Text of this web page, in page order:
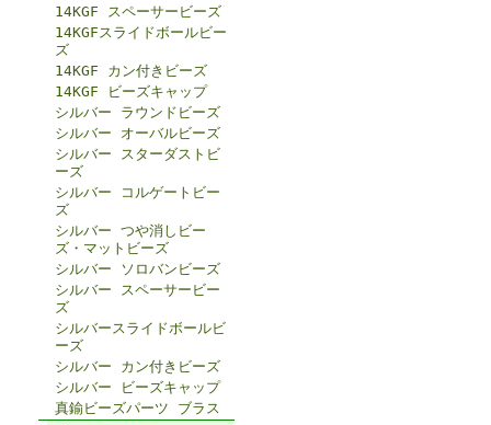
14KGF スペーサービーズ
14KGFスライドボールビー
ズ
14KGF カン付きビーズ
14KGF ビーズキャップ
シルバー ラウンドビーズ
シルバー オーバルビーズ
シルバー スターダストビ
ーズ
シルバー コルゲートビー
ズ
シルバー つや消しビー
ズ・マットビーズ
シルバー ソロバンビーズ
シルバー スペーサービー
ズ
シルバースライドボールビ
ーズ
シルバー カン付きビーズ
シルバー ビーズキャップ
真鍮ビーズパーツ ブラス